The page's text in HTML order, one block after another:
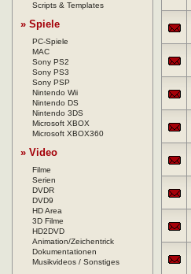
Scripts & Templates
» Spiele
PC-Spiele
MAC
Sony PS2
Sony PS3
Sony PSP
Nintendo Wii
Nintendo DS
Nintendo 3DS
Microsoft XBOX
Microsoft XBOX360
» Video
Filme
Serien
DVDR
DVD9
HD Area
3D Filme
HD2DVD
Animation/Zeichentrick
Dokumentationen
Musikvideos / Sonstiges